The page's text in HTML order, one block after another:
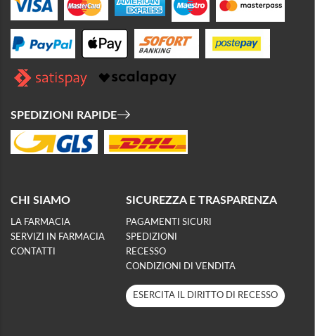
SPEDIZIONI RAPIDE
CHI SIAMO
LA FARMACIA
SERVIZI IN FARMACIA
CONTATTI
SICUREZZA E TRASPARENZA
PAGAMENTI SICURI
SPEDIZIONI
RECESSO
CONDIZIONI DI VENDITA
ESERCITA IL DIRITTO DI RECESSO